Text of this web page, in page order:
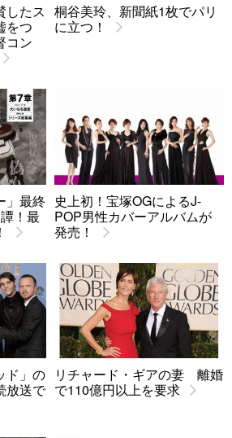
したス
をつ
コン
桐谷美玲、新聞紙1枚でパリ
に立つ！
」最終
！最
史上初！宝塚OGによるJ-
POP男性カバーアルバムが
発売！
ド」の
放送で
リチャード・ギアの妻 離婚
で110億円以上を要求